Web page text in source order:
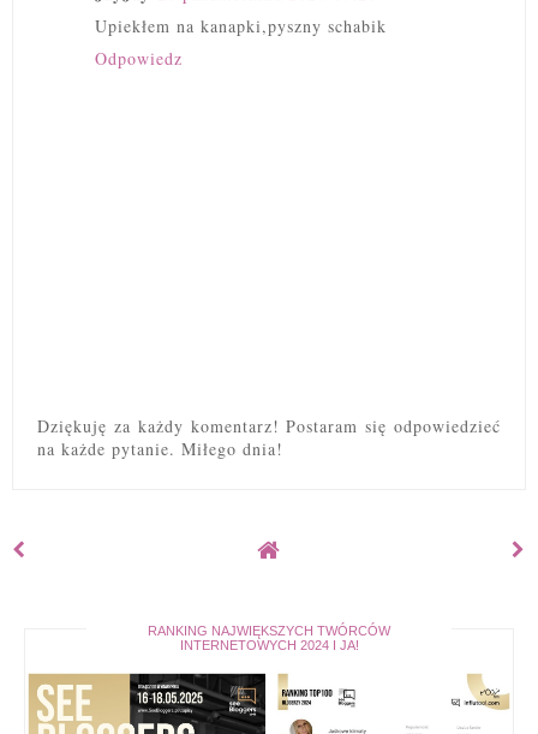
Upiekłem na kanapki,pyszny schabik
Odpowiedz
Dziękuję za każdy komentarz! Postaram się odpowiedzieć
na każde pytanie. Miłego dnia!
RANKING NAJWIĘKSZYCH TWÓRCÓW
INTERNETOWYCH 2024 I JA!